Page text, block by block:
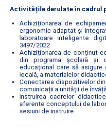
Activitățile derulate în cadrul
Achiziționarea de
ergonomic adaptat și
laboratoare inteligente
3497/2022
Achiziționarea de conținut
din programa școlară și
educațional care să asigure
locală, a materialelor
Conectarea dispozitivelor
comunicații a unității de
Instruirea cadrelor
aferente conceptului de
sesiuni de instruire